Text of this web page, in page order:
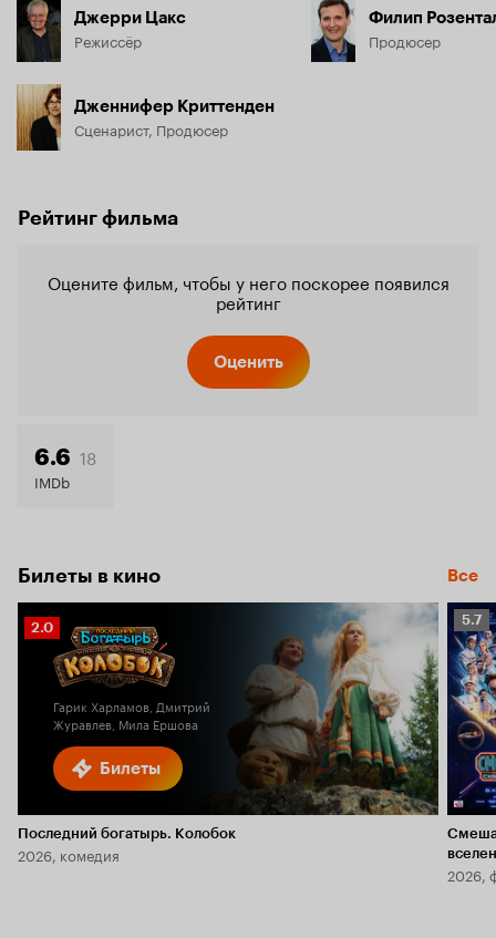
Джерри Цакс
Режиссёр
Дженнифер Криттенден
Сценарист, Продюсер
Филип
Продюсер
Рейтинг фильма
Оцените фильм, чтобы у него поскорее появился
рейтинг
Оценить
6.6 18
IMDb
Билеты в кино Все
Билеты
Рейтинг
Кинопоиска
2.0
Гарик Харламов, Дмитрий
Журавлев, Мила Ершова
Последний богатырь. Колобок
2026, комедия
5.7
5.7
2026,